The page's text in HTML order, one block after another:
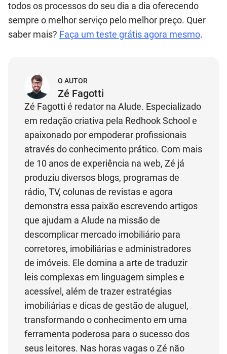
todos os processos do seu dia a dia oferecendo
sempre o melhor serviço pelo melhor preço. Quer
saber mais? Faça um teste grátis agora mesmo.
O AUTOR
Zé Fagotti
Zé Fagotti é redator na Alude. Especializado
em redação criativa pela Redhook School e
apaixonado por empoderar profissionais
através do conhecimento prático. Com mais
de 10 anos de experiência na web, Zé já
produziu diversos blogs, programas de
rádio, TV, colunas de revistas e agora
demonstra essa paixão escrevendo artigos
que ajudam a Alude na missão de
descomplicar mercado imobiliário para
corretores, imobiliárias e administradores
de imóveis. Ele domina a arte de traduzir
leis complexas em linguagem simples e
acessível, além de trazer estratégias
imobiliárias e dicas de gestão de aluguel,
transformando o conhecimento em uma
ferramenta poderosa para o sucesso dos
seus leitores. Nas horas vagas o Zé não